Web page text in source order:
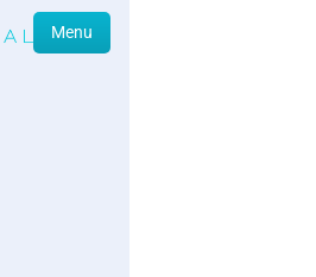
Menu